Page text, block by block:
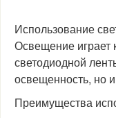
Использование
Освещение играет
светодиодной
освещенность, но
Преимущества